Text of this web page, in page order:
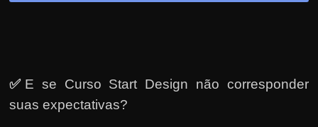
✅ E se Curso Start Design não corresponder
suas expectativas?